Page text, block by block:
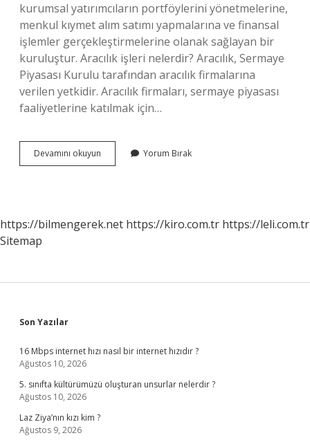
kurumsal yatırımcıların portföylerini yönetmelerine,
menkul kıymet alım satımı yapmalarına ve finansal
işlemler gerçekleştirmelerine olanak sağlayan bir
kuruluştur. Aracılık işleri nelerdir? Aracılık, Sermaye
Piyasası Kurulu tarafından aracılık firmalarına
verilen yetkidir. Aracılık firmaları, sermaye piyasası
faaliyetlerine katılmak için…
Devamını okuyun
Işi
Yorum Bırak
https://bilmengerek.net https://kiro.com.tr https://leli.com.tr
Sitemap
Sidebar
Son Yazılar
16 Mbps internet hızı nasıl bir internet hızıdır ?
Ağustos 10, 2026
5. sınıfta kültürümüzü oluşturan unsurlar nelerdir ?
Ağustos 10, 2026
Laz Ziya’nın kızı kim ?
Ağustos 9, 2026